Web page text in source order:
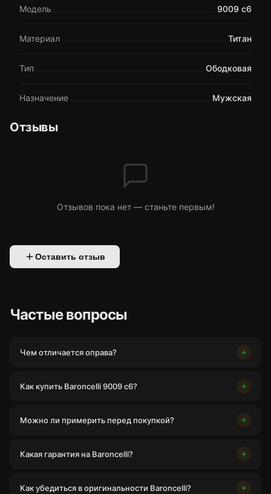
Модель 9009 c6
Материал Титан
Тип Ободковая
Назначение Мужская
Отзывы
Отзывов пока нет — станьте первым!
Оставить отзыв
Частые вопросы
Чем отличается оправа?
Как купить Baroncelli 9009 c6?
Можно ли примерить перед покупкой?
Какая гарантия на Baroncelli?
Как убедиться в оригинальности Baroncelli?